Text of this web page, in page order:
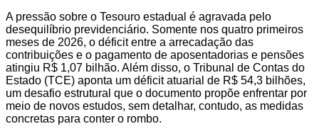
A pressão sobre o Tesouro estadual é agravada pelo
desequilíbrio previdenciário. Somente nos quatro primeiros
meses de 2026, o déficit entre a arrecadação das
contribuições e o pagamento de aposentadorias e pensões
atingiu R$ 1,07 bilhão. Além disso, o Tribunal de Contas do
Estado (TCE) aponta um déficit atuarial de R$ 54,3 bilhões,
um desafio estrutural que o documento propõe enfrentar por
meio de novos estudos, sem detalhar, contudo, as medidas
concretas para conter o rombo.